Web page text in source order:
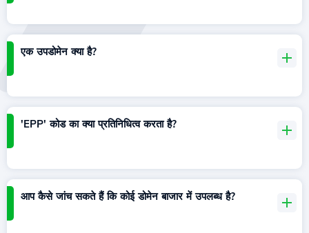
एक उपडोमेन क्या है?
'EPP' कोड का क्या प्रतिनिधित्व करता है?
आप कैसे जांच सकते हैं कि कोई डोमेन बाजार में उपलब्ध है?